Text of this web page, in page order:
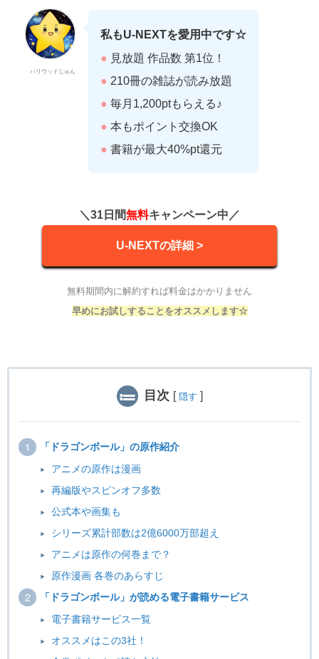
ハリウッドじゅん
私もU-NEXTを愛用中です☆
● 見放題 作品数 第1位！
● 210冊の雑誌が読み放題
● 毎月1,200ptもらえる♪
● 本もポイント交換OK
● 書籍が最大40%pt還元
＼31日間無料キャンペーン中／
U-NEXTの詳細 >
無料期間内に解約すれば料金はかかりません
早めにお試しすることをオススメします☆
目次 [ 隠す ]
「ドラゴンボール」の原作紹介
アニメの原作は漫画
再編版やスピンオフ多数
公式本や画集も
シリーズ累計部数は2億6000万部超え
アニメは原作の何巻まで？
原作漫画 各巻のあらすじ
「ドラゴンボール」が読める電子書籍サービス
電子書籍サービス一覧
オススメはこの3社！